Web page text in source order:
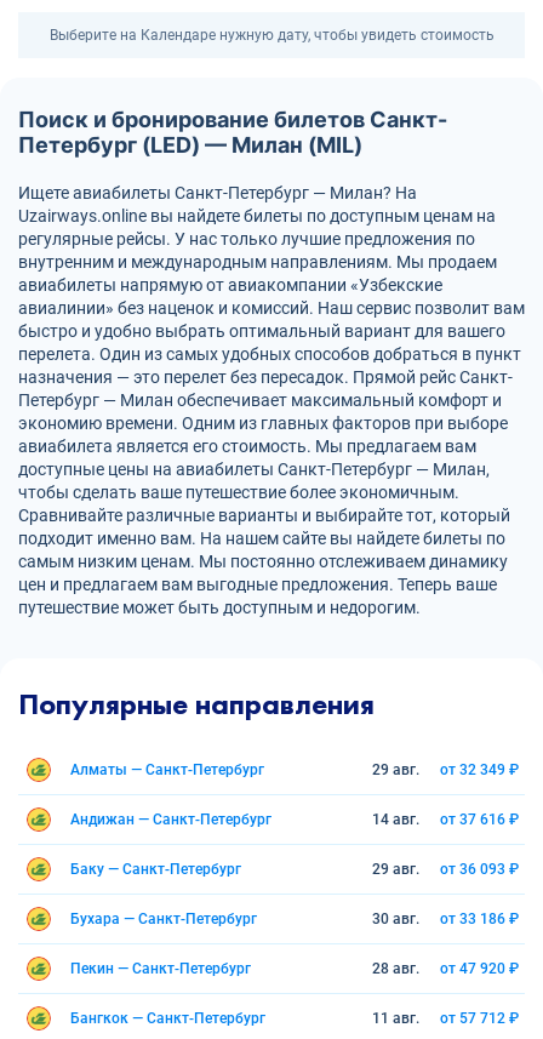
Выберите на Календаре нужную дату, чтобы увидеть стоимость
Поиск и бронирование билетов Санкт-
Петербург (LED) — Милан (MIL)
Ищете авиабилеты Санкт-Петербург — Милан? На
Uzairways.online вы найдете билеты по доступным ценам на
регулярные рейсы. У нас только лучшие предложения по
внутренним и международным направлениям. Мы продаем
авиабилеты напрямую от авиакомпании «Узбекские
авиалинии» без наценок и комиссий. Наш сервис позволит вам
быстро и удобно выбрать оптимальный вариант для вашего
перелета. Один из самых удобных способов добраться в пункт
назначения — это перелет без пересадок. Прямой рейс Санкт-
Петербург — Милан обеспечивает максимальный комфорт и
экономию времени. Одним из главных факторов при выборе
авиабилета является его стоимость. Мы предлагаем вам
доступные цены на авиабилеты Санкт-Петербург — Милан,
чтобы сделать ваше путешествие более экономичным.
Сравнивайте различные варианты и выбирайте тот, который
подходит именно вам. На нашем сайте вы найдете билеты по
самым низким ценам. Мы постоянно отслеживаем динамику
цен и предлагаем вам выгодные предложения. Теперь ваше
путешествие может быть доступным и недорогим.
Популярные направления
Алматы — Санкт-Петербург 29 авг. от 32 349 ₽
Андижан — Санкт-Петербург 14 авг. от 37 616 ₽
Баку — Санкт-Петербург 29 авг. от 36 093 ₽
Бухара — Санкт-Петербург 30 авг. от 33 186 ₽
Пекин — Санкт-Петербург 28 авг. от 47 920 ₽
Бангкок — Санкт-Петербург 11 авг. от 57 712 ₽